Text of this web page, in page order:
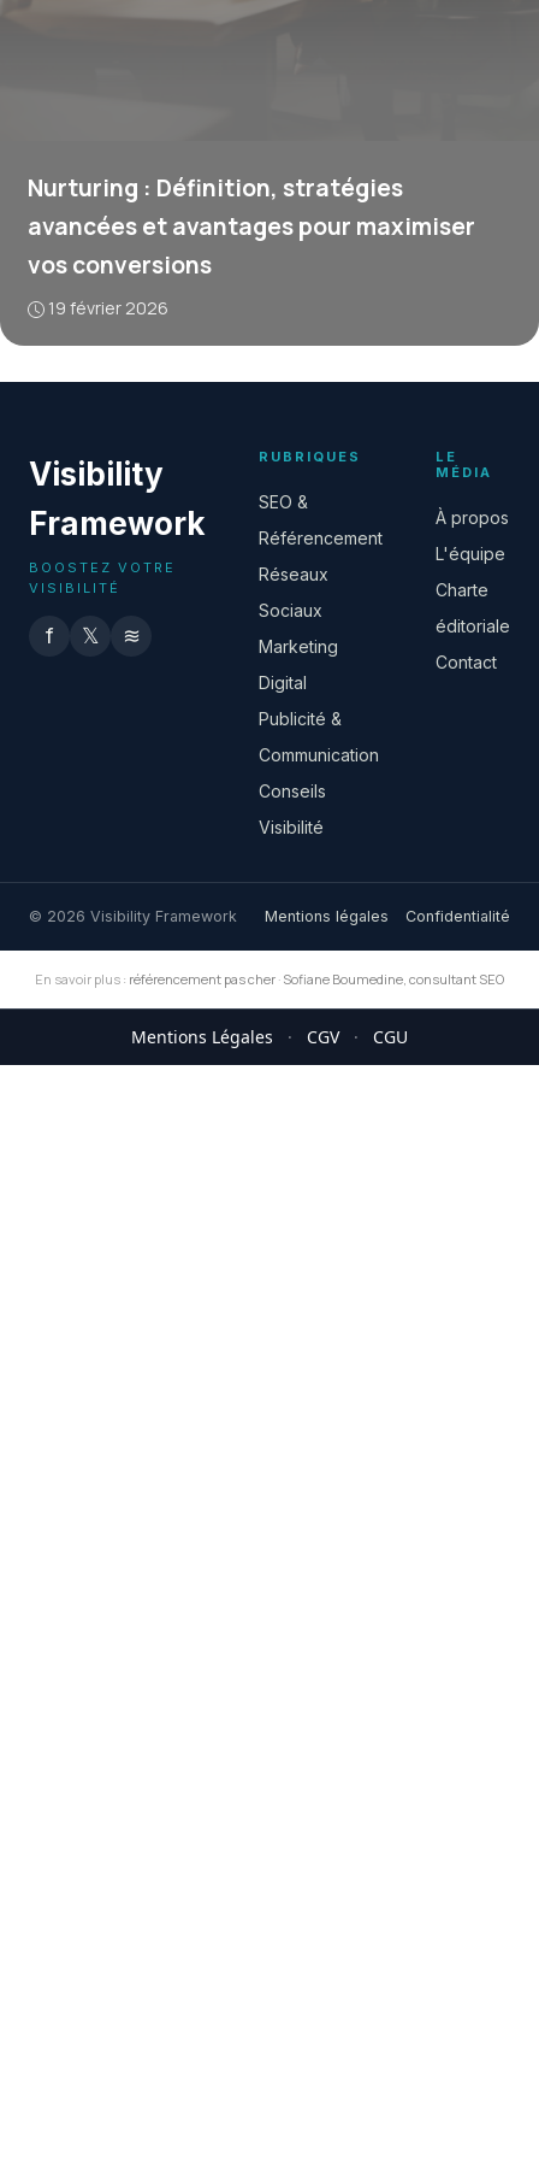
Nurturing : Définition, stratégies
avancées et avantages pour maximiser
vos conversions
19 février 2026
Visibility
Framework
BOOSTEZ VOTRE
VISIBILITÉ
f 𝕏 ≋
RUBRIQUES
SEO &
Référencement
Réseaux
Sociaux
Marketing
Digital
Publicité &
Communication
Conseils
Visibilité
LE
MÉDIA
À propos
L'équipe
Charte
éditoriale
Contact
© 2026 Visibility Framework Mentions légales Confidentialité
En savoir plus : référencement pas cher · Sofiane Boumedine, consultant SEO
Mentions Légales · CGV · CGU